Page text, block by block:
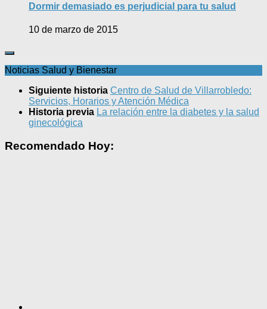
Dormir demasiado es perjudicial para tu salud
10 de marzo de 2015
Noticias Salud y Bienestar
Siguiente historia Centro de Salud de Villarrobledo:
Servicios, Horarios y Atención Médica
Historia previa La relación entre la diabetes y la salud
ginecológica
Recomendado Hoy: